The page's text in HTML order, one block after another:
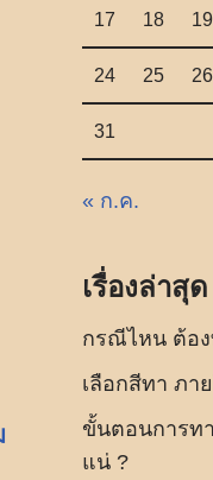
17 18 19
24 25 26
31
« ก.ค.
เรื่องล่าสุด
กรณีไหน ต้อ
เลือกสีทา ภา
ขั้นตอนการท
แน่ ?